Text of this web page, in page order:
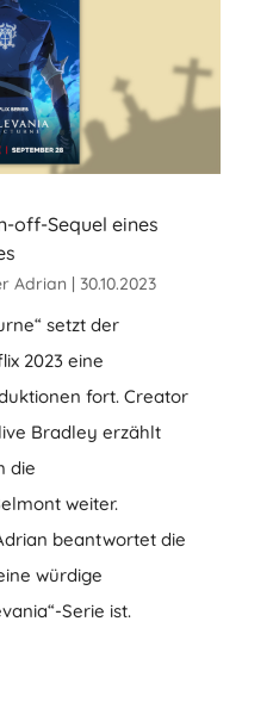
off-Sequel eines
Adrian | 30.10.2023
setzt der
2023 eine
fort. Creator
Bradley erzählt
die
weiter.
beantwortet die
würdige
Serie ist.